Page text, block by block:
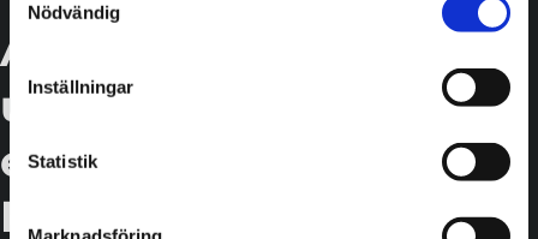
Nödvändig
Inställningar
Statistik
Anpassad
utrymningsövning för
er verksamhet i
Katrineholm